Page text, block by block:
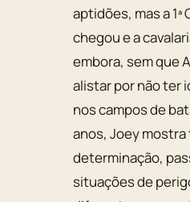
aptidões, mas a 1ª
chegou e a
embora, sem que
alistar por não ter
nos campos de
anos, Joey mostra
determinação,
situações de